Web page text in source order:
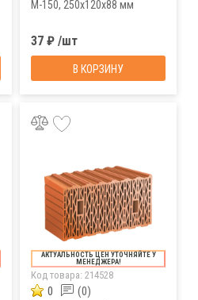
М-150, 250х120х88 мм
37 ₽ /шт
В КОРЗИНУ
АКТУАЛЬНОСТЬ ЦЕН УТОЧНЯЙТЕ У
МЕНЕДЖЕРА!
Код товара: 214528
0 (0)